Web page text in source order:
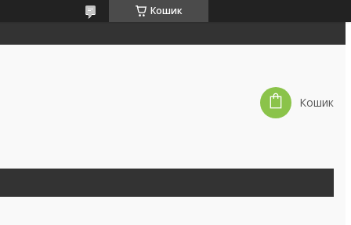
Кошик
Кошик